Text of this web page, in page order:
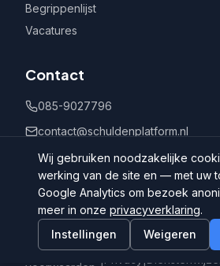
Begrippenlijst
Vacatures
Contact
085-9027796
contact@schuldenplatform.nl
Postbus 802, 7400 AV Deventer
©
Algemene
Wij gebruiken noodzakelijke
werking van de site en — met uw
Google Analytics om bezoek
meer in onze privacyverklaring.
Instellingen
Weigeren